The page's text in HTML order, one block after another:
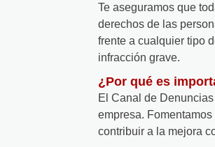
Te aseguramos que
derechos de las
frente a cualquier tipo
infracción grave.
¿Por qué es
El Canal de
empresa.
contribuir a la mejora